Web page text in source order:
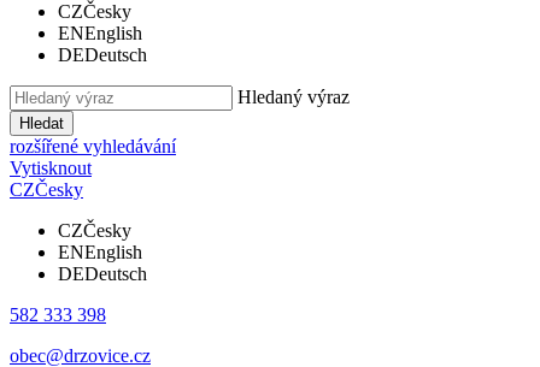
CZČesky
ENEnglish
DEDeutsch
Hledaný výraz
Hledat
rozšířené vyhledávání
Vytisknout
CZČesky
CZČesky
ENEnglish
DEDeutsch
582 333 398
obec@drzovice.cz